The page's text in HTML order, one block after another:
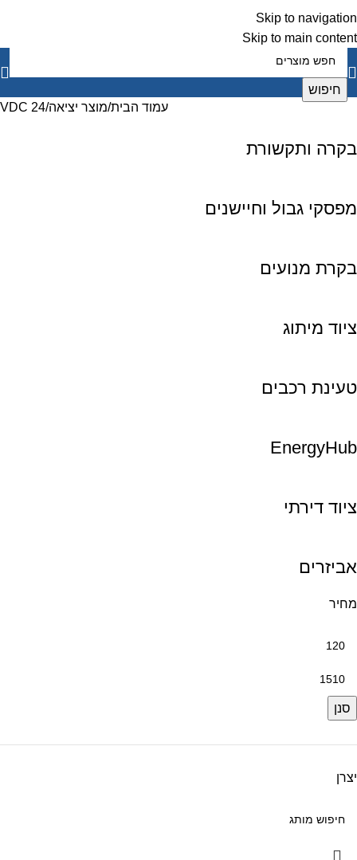
Skip to navigation
Skip to main content
חיפוש
עמוד הבית מוצר יציאה 24 VDC
בקרה ותקשורת
מפסקי גבול וחיישנים
בקרת מנועים
ציוד מיתוג
טעינת רכבים
EnergyHub
ציוד דירתי
אביזרים
מחיר
סנן
יצרן